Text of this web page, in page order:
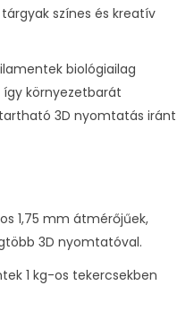
színes és kreatív
biológiailag
így környezetbarát
3D nyomtatás iránt
1,75 mm átmérőjűek,
3D nyomtatóval.
1 kg-os tekercsekben